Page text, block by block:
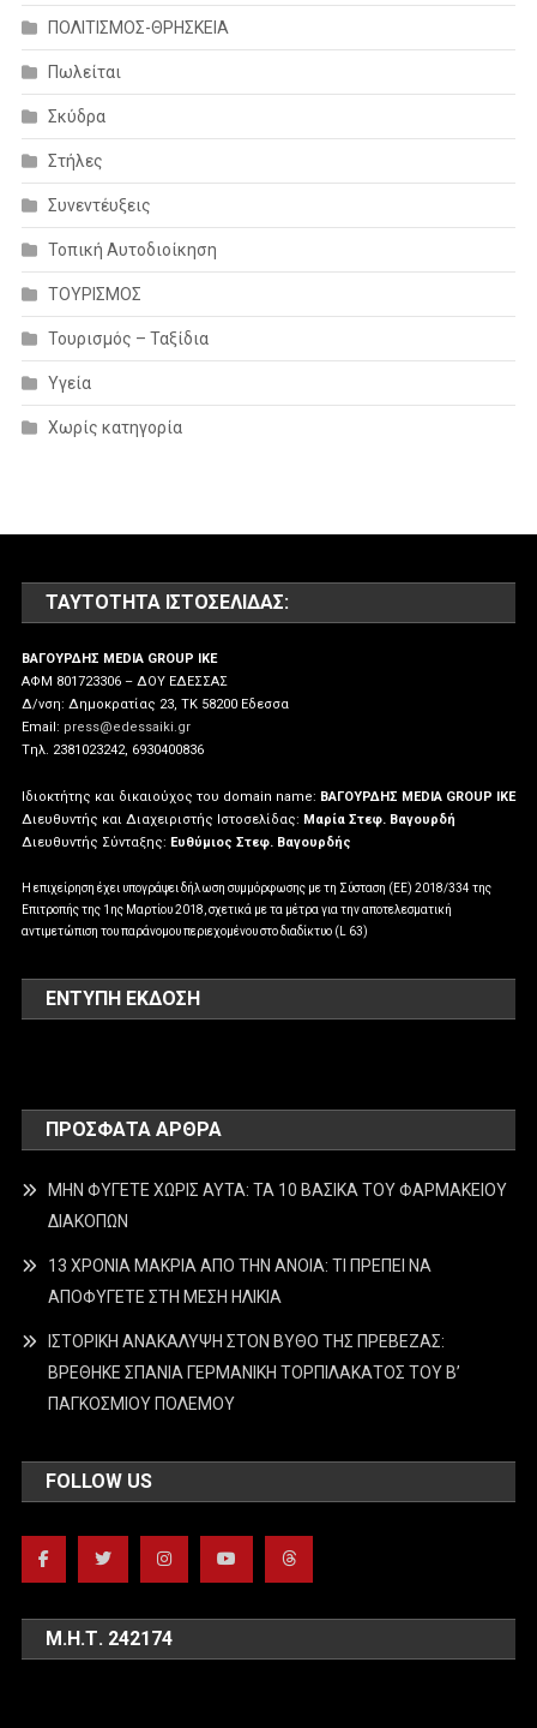
ΠΟΛΙΤΙΣΜΟΣ-ΘΡΗΣΚΕΙΑ
Πωλείται
Σκύδρα
Στήλες
Συνεντέυξεις
Τοπική Αυτοδιοίκηση
ΤΟΥΡΙΣΜΟΣ
Τουρισμός – Ταξίδια
Υγεία
Χωρίς κατηγορία
ΤΑΥΤΌΤΗΤΑ ΙΣΤΟΣΕΛΊΔΑΣ:
ΒΑΓΟΥΡΔΗΣ MEDIA GROUP IKE
ΑΦΜ 801723306 – ΔΟΥ ΕΔΕΣΣΑΣ
Δ/νση: Δημοκρατίας 23, ΤΚ 58200 Εδεσσα
Email: press@edessaiki.gr
Tηλ. 2381023242, 6930400836
Ιδιοκτήτης και δικαιούχος του domain name: ΒΑΓΟΥΡΔΗΣ MEDIA GROUP IKE
Διευθυντής και Διαχειριστής Ιστοσελίδας: Μαρία Στεφ. Βαγουρδή
Διευθυντής Σύνταξης: Ευθύμιος Στεφ. Βαγουρδής
Η επιχείρηση έχει υπογράψει δήλωση συμμόρφωσης με τη Σύσταση (ΕΕ) 2018/334 της
Επιτροπής της 1ης Μαρτίου 2018, σχετικά με τα μέτρα για την αποτελεσματική
αντιμετώπιση του παράνομου περιεχομένου στο διαδίκτυο (L 63)
ΕΝΤΥΠΗ ΕΚΔΟΣΗ
ΠΡΌΣΦΑΤΑ ΆΡΘΡΑ
ΜΗΝ ΦΥΓΕΤΕ ΧΩΡΙΣ ΑΥΤΑ: ΤΑ 10 ΒΑΣΙΚΑ ΤΟΥ ΦΑΡΜΑΚΕΙΟΥ
ΔΙΑΚΟΠΩΝ
13 ΧΡΟΝΙΑ ΜΑΚΡΙΑ ΑΠΟ ΤΗΝ ΑΝΟΙΑ: ΤΙ ΠΡΕΠΕΙ ΝΑ
ΑΠΟΦΥΓΕΤΕ ΣΤΗ ΜΕΣΗ ΗΛΙΚΙΑ
ΙΣΤΟΡΙΚΗ ΑΝΑΚΑΛΥΨΗ ΣΤΟΝ ΒΥΘΟ ΤΗΣ ΠΡΕΒΕΖΑΣ:
ΒΡΕΘΗΚΕ ΣΠΑΝΙΑ ΓΕΡΜΑΝΙΚΗ ΤΟΡΠΙΛΑΚΑΤΟΣ ΤΟΥ Β’
ΠΑΓΚΟΣΜΙΟΥ ΠΟΛΕΜΟΥ
FOLLOW US
Μ.Η.Τ. 242174